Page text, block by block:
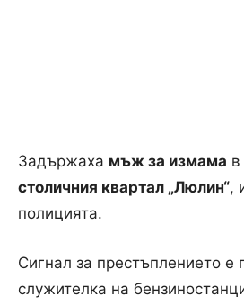
Задържаха мъж за измама в
столичния квартал „Люлин“,
полицията.
Сигнал за престъплението е
служителка на